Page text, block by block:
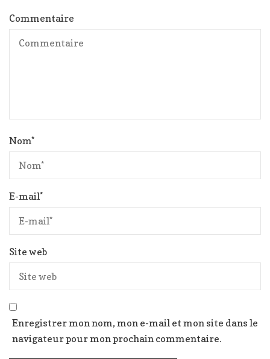
Commentaire
Nom*
E-mail*
Site web
Enregistrer mon nom, mon e-mail et mon site dans le
navigateur pour mon prochain commentaire.